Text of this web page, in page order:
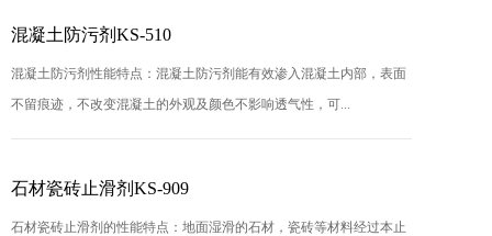
混凝土防污剂KS-510
混凝土防污剂性能特点：混凝土防污剂能有效渗入混凝土内部，表面
不留痕迹，不改变混凝土的外观及颜色不影响透气性，可...
石材瓷砖止滑剂KS-909
石材瓷砖止滑剂的性能特点：地面湿滑的石材，瓷砖等材料经过本止